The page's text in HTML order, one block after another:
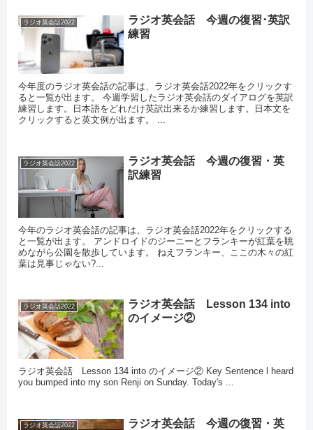
ラジオ英会話2022
ラジオ英会話 今週の復習･英訳
練習
今年度のラジオ英会話の記事は、ラジオ英会話2022年をクリックす
ると一覧が出ます。 今週学習したラジオ英会話のダイアログを英訳
練習します。日本語をどれだけ英訳出来るか練習します。日本文を
クリックすると英文例が出ます。 ...
ラジオ英会話2022
ラジオ英会話 今週の復習・英
訳練習
今年のラジオ英会話の記事は、ラジオ英会話2022年をクリックする
と一覧が出ます。 アンドロイドのジーニーとフランキーが紅葉を眺
めながら公園を散歩しています。 ねえフランキー、ここの木々の紅
葉は見事じゃない?...
ラジオ英会話2022
ラジオ英会話 Lesson 134 into
のイメージ②
ラジオ英会話 Lesson 134 into のイメージ② Key Sentence l heard
you bumped into my son Renji on Sunday. Today's ...
ラジオ英会話2022
ラジオ英会話 今週の復習・英